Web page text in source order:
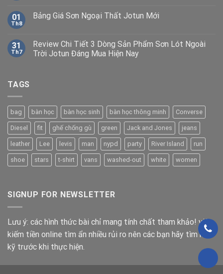
01
Th8
Bảng Giá Sơn Ngoại Thất Jotun Mới
31
Th7
Review Chi Tiết 3 Dòng Sản Phẩm Sơn Lót Ngoài
Trời Jotun Đáng Mua Hiện Nay
TAGS
bag bàn học bàn học sinh bàn học thông minh Converse
Diesel fit ghế chống gù green Jack and Jones jeans
leather Lee levis man nypd party River Island run
shoe stars t-shirt vans washed-out white women
SIGNUP FOR NEWSLETTER
Lưu ý: các hình thức bài chỉ mang tính chất tham khảo! việc
kiếm tiền online tìm ẩn nhiều rủi ro nên các bạn hãy tìm hiểu
kỹ trước khi thực hiện.